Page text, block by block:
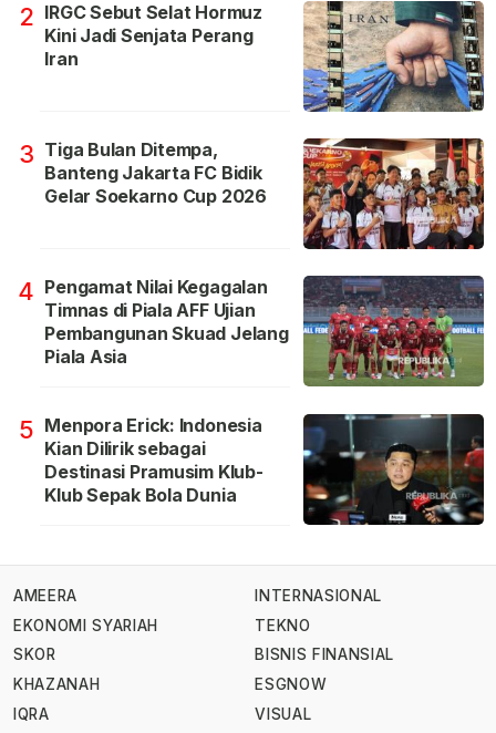
2 IRGC Sebut Selat Hormuz
Kini Jadi Senjata Perang
Iran
3 Tiga Bulan Ditempa,
Banteng Jakarta FC Bidik
Gelar Soekarno Cup 2026
4 Pengamat Nilai Kegagalan
Timnas di Piala AFF Ujian
Pembangunan Skuad Jelang
Piala Asia
5 Menpora Erick: Indonesia
Kian Dilirik sebagai
Destinasi Pramusim Klub-
Klub Sepak Bola Dunia
AMEERA
EKONOMI SYARIAH
SKOR
KHAZANAH
IQRA
INTERNASIONAL
TEKNO
BISNIS FINANSIAL
ESGNOW
VISUAL